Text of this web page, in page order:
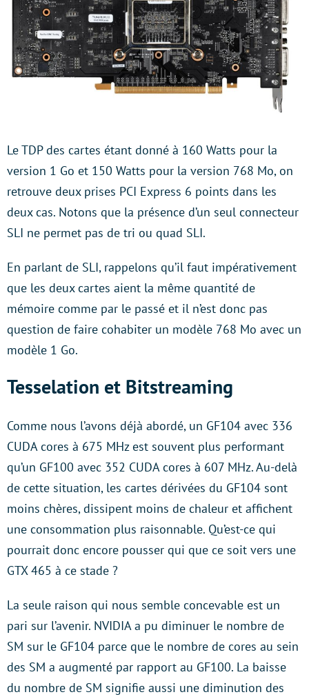
Le TDP des cartes étant donné à 160 Watts pour la
version 1 Go et 150 Watts pour la version 768 Mo, on
retrouve deux prises PCI Express 6 points dans les
deux cas. Notons que la présence d’un seul connecteur
SLI ne permet pas de tri ou quad SLI.
En parlant de SLI, rappelons qu’il faut impérativement
que les deux cartes aient la même quantité de
mémoire comme par le passé et il n’est donc pas
question de faire cohabiter un modèle 768 Mo avec un
modèle 1 Go.
Tesselation et Bitstreaming
Comme nous l’avons déjà abordé, un GF104 avec 336
CUDA cores à 675 MHz est souvent plus performant
qu’un GF100 avec 352 CUDA cores à 607 MHz. Au-delà
de cette situation, les cartes dérivées du GF104 sont
moins chères, dissipent moins de chaleur et affichent
une consommation plus raisonnable. Qu’est-ce qui
pourrait donc encore pousser qui que ce soit vers une
GTX 465 à ce stade ?
La seule raison qui nous semble concevable est un
pari sur l’avenir. NVIDIA a pu diminuer le nombre de
SM sur le GF104 parce que le nombre de cores au sein
des SM a augmenté par rapport au GF100. La baisse
du nombre de SM signifie aussi une diminution des